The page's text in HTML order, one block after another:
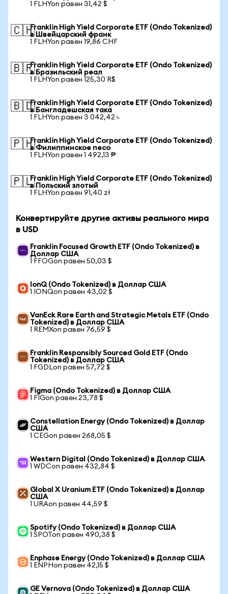
1 FLHYon равен 31,42 $
🇨🇭Franklin High Yield Corporate ETF (Ondo Tokenized)
в Швейцарский франк
1 FLHYon равен 19,86 CHF
🇧🇷Franklin High Yield Corporate ETF (Ondo Tokenized)
в Бразильский реал
1 FLHYon равен 125,30 R$
🇧🇩Franklin High Yield Corporate ETF (Ondo Tokenized)
в Бангладешская така
1 FLHYon равен 3 042,42 ৳
🇵🇭Franklin High Yield Corporate ETF (Ondo Tokenized)
в Филиппинское песо
1 FLHYon равен 1 492,13 ₱
🇵🇱Franklin High Yield Corporate ETF (Ondo Tokenized)
в Польский злотый
1 FLHYon равен 91,40 zł
Конвертируйте другие активы реального мира
в USD
Franklin Focused Growth ETF (Ondo Tokenized) в
Доллар США
1 FFOGon равен 50,03 $
IonQ (Ondo Tokenized) в Доллар США
1 IONQon равен 43,02 $
VanEck Rare Earth and Strategic Metals ETF (Ondo
Tokenized) в Доллар США
1 REMXon равен 76,59 $
Franklin Responsibly Sourced Gold ETF (Ondo
Tokenized) в Доллар США
1 FGDLon равен 57,72 $
Figma (Ondo Tokenized) в Доллар США
1 FIGon равен 23,78 $
Constellation Energy (Ondo Tokenized) в Доллар
США
1 CEGon равен 268,05 $
Western Digital (Ondo Tokenized) в Доллар США
1 WDCon равен 432,84 $
Global X Uranium ETF (Ondo Tokenized) в Доллар
США
1 URAon равен 44,59 $
Spotify (Ondo Tokenized) в Доллар США
1 SPOTon равен 490,38 $
Enphase Energy (Ondo Tokenized) в Доллар США
1 ENPHon равен 42,15 $
GE Vernova (Ondo Tokenized) в Доллар США